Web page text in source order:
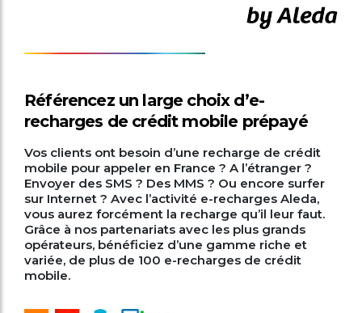
Référencez un large choix d’e-
recharges de crédit mobile prépayé
Vos clients ont besoin d’une recharge de crédit
mobile pour appeler en France ? A l’étranger ?
Envoyer des SMS ? Des MMS ? Ou encore surfer
sur Internet ? Avec l’activité e-recharges Aleda,
vous aurez forcément la recharge qu’il leur faut.
Grâce à nos partenariats avec les plus grands
opérateurs, bénéficiez d’une gamme riche et
variée, de plus de 100 e-recharges de crédit
mobile.